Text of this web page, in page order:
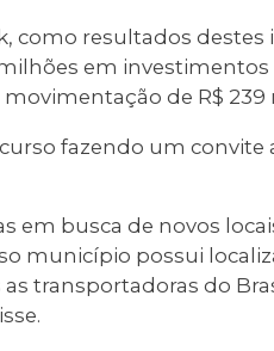
como resultados destes
em
de R$
fazendo um
em busca de novos
município possui
transportadoras do